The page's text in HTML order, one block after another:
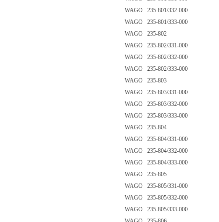
WAGO 235-801/332-000
WAGO 235-801/333-000
WAGO 235-802
WAGO 235-802/331-000
WAGO 235-802/332-000
WAGO 235-802/333-000
WAGO 235-803
WAGO 235-803/331-000
WAGO 235-803/332-000
WAGO 235-803/333-000
WAGO 235-804
WAGO 235-804/331-000
WAGO 235-804/332-000
WAGO 235-804/333-000
WAGO 235-805
WAGO 235-805/331-000
WAGO 235-805/332-000
WAGO 235-805/333-000